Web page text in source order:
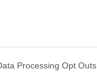
Processing Opt Outs